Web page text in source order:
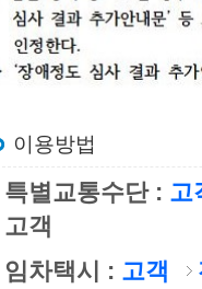
이용방법
특별교통수단 :
고객
임차택시 : 고객